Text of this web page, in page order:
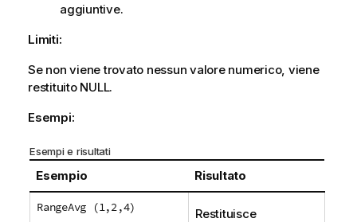
aggiuntive.
Limiti:
Se non viene trovato nessun valore numerico, viene
restituito NULL.
Esempi:
Esempi e risultati
Esempio Risultato
RangeAvg (1,2,4)
Restituisce